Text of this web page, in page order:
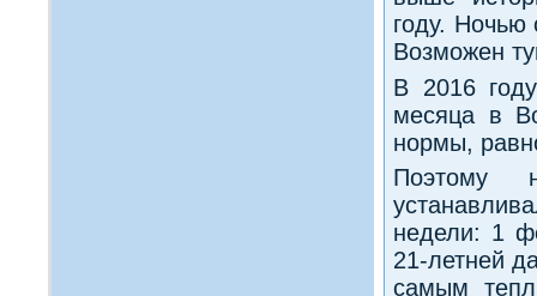
году.
Возможен
В 2016
месяца в
нормы,
Поэтοму
недели: 1
21-летней
самым